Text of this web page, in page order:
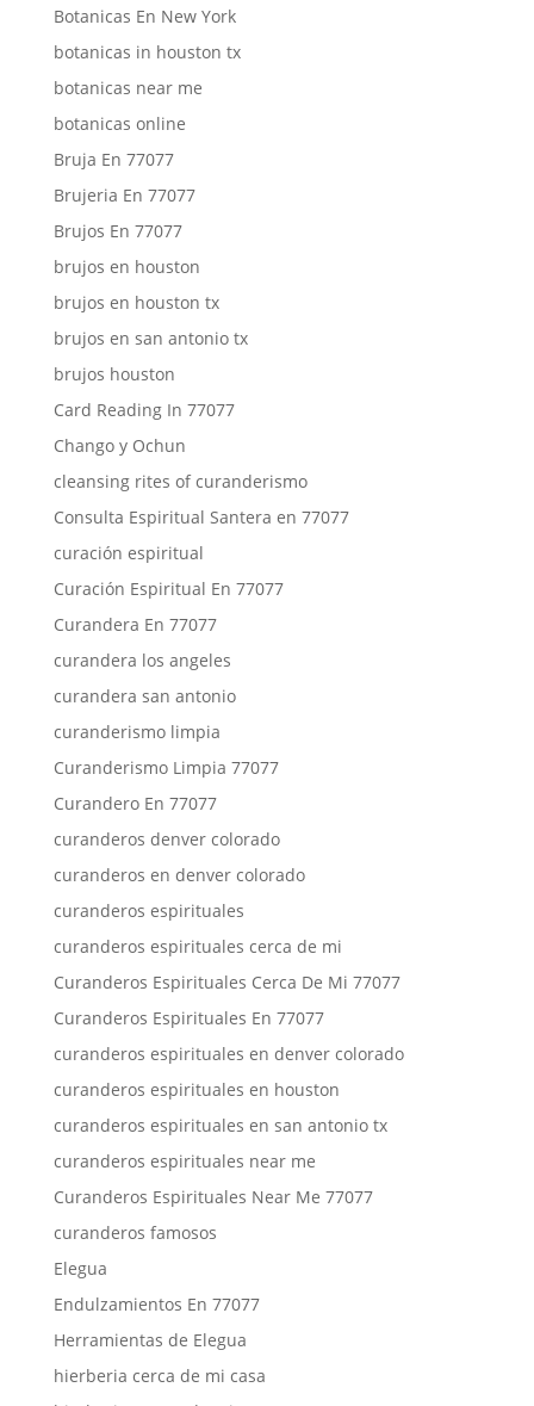
Botanicas En New York
botanicas in houston tx
botanicas near me
botanicas online
Bruja En 77077
Brujeria En 77077
Brujos En 77077
brujos en houston
brujos en houston tx
brujos en san antonio tx
brujos houston
Card Reading In 77077
Chango y Ochun
cleansing rites of curanderismo
Consulta Espiritual Santera en 77077
curación espiritual
Curación Espiritual En 77077
Curandera En 77077
curandera los angeles
curandera san antonio
curanderismo limpia
Curanderismo Limpia 77077
Curandero En 77077
curanderos denver colorado
curanderos en denver colorado
curanderos espirituales
curanderos espirituales cerca de mi
Curanderos Espirituales Cerca De Mi 77077
Curanderos Espirituales En 77077
curanderos espirituales en denver colorado
curanderos espirituales en houston
curanderos espirituales en san antonio tx
curanderos espirituales near me
Curanderos Espirituales Near Me 77077
curanderos famosos
Elegua
Endulzamientos En 77077
Herramientas de Elegua
hierberia cerca de mi casa